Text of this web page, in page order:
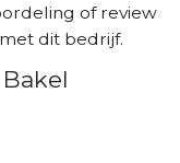
of review
dit bedrijf.